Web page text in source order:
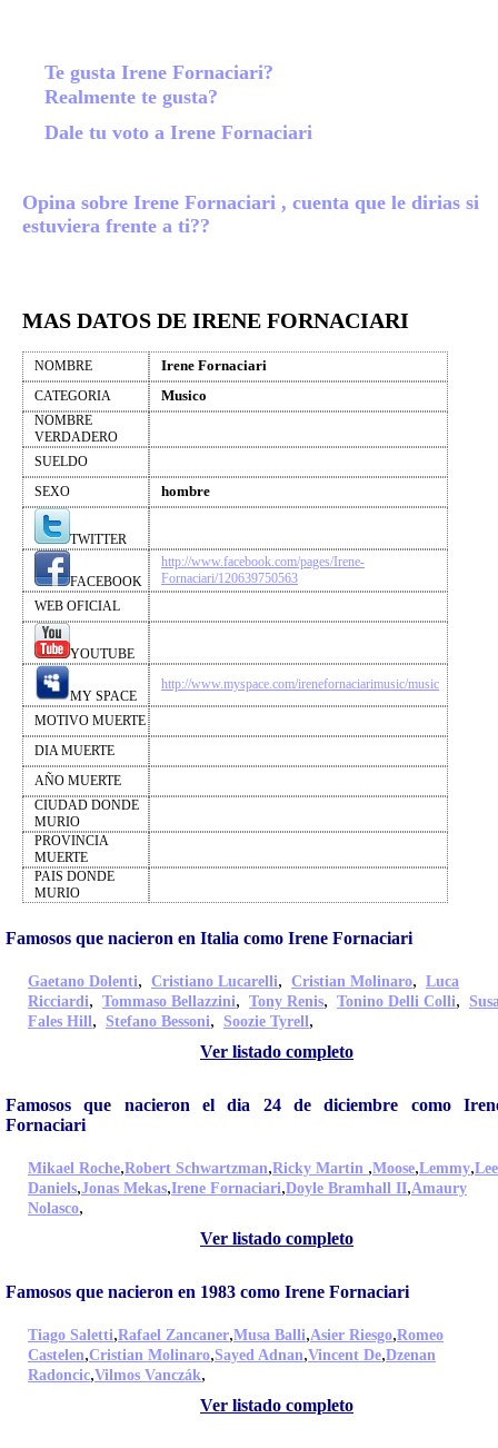
Te gusta Irene Fornaciari?
Realmente te gusta?
Dale tu voto a Irene Fornaciari
Opina sobre Irene Fornaciari , cuenta que le dirias si
estuviera frente a ti??
MAS DATOS DE IRENE FORNACIARI
NOMBRE Irene Fornaciari
CATEGORIA Musico
NOMBRE
VERDADERO
SUELDO
SEXO
hombre
TWITTER
FACEBOOK
http://www.facebook.com/pages/Irene-
Fornaciari/120639750563
WEB OFICIAL
YOUTUBE
MY SPACE
http://www.myspace.com/irenefornaciarimusic/music
MOTIVO MUERTE
DIA MUERTE
AÑO MUERTE
CIUDAD DONDE
MURIO
PROVINCIA
MUERTE
PAIS DONDE
MURIO
Famosos que nacieron en Italia como Irene Fornaciari
Gaetano Dolenti, Cristiano Lucarelli, Cristian Molinaro, Luca
Ricciardi, Tommaso Bellazzini, Tony Renis, Tonino Delli Colli,
Fales Hill, Stefano Bessoni, Soozie Tyrell,
Ver listado completo
Famosos que nacieron el dia 24 de diciembre como
Fornaciari
Mikael Roche,Robert Schwartzman,Ricky Martin ,Moose,Lemmy,Lee
Daniels,Jonas Mekas,Irene Fornaciari,Doyle Bramhall II,Amaury
Nolasco,
Ver listado completo
Famosos que nacieron en 1983 como Irene Fornaciari
Tiago Saletti,Rafael Zancaner,Musa Balli,Asier Riesgo,Romeo
Castelen,Cristian Molinaro,Sayed Adnan,Vincent De,Dzenan
Radoncic,Vilmos Vanczák,
Ver listado completo